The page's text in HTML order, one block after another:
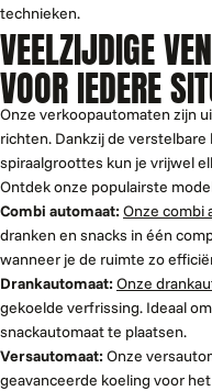
technieken.
VEELZIJDIGE
VOOR IEDERE
Onze verkoopautomaten zijn
richten. Dankzij de
spiraalgroottes kun je vrijwel
Ontdek onze populairste
Combi automaat: Onze combi
dranken en snacks in één
wanneer je de ruimte zo
Drankautomaat: Onze
gekoelde verfrissing. Ideaal
snackautomaat te plaatsen.
Versautomaat: Onze
geavanceerde koeling voor